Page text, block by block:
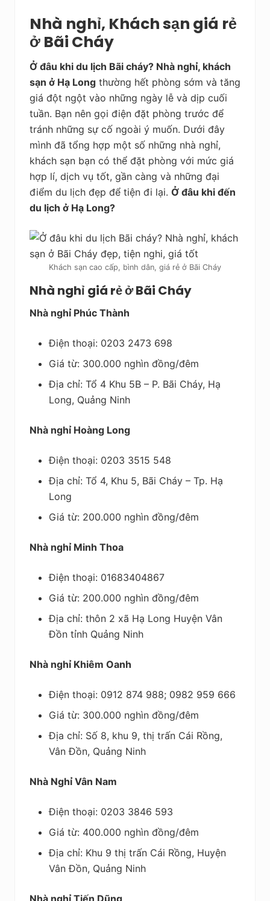
Nhà nghỉ, Khách sạn giá rẻ
ở Bãi Cháy
Ở đâu khi du lịch Bãi cháy? Nhà nghỉ, khách
sạn ở Hạ Long thường hết phòng sớm và tăng
giá đột ngột vào những ngày lễ và dịp cuối
tuần. Bạn nên gọi điện đặt phòng trước để
tránh những sự cố ngoài ý muốn. Dưới đây
mình đã tổng hợp một số những nhà nghỉ,
khách sạn bạn có thể đặt phòng với mức giá
hợp lí, dịch vụ tốt, gần càng và những đại
điểm du lịch đẹp để tiện đi lại. Ở đâu khi đến
du lịch ở Hạ Long?
Khách sạn cao cấp, bình dân, giá rẻ ở Bãi Cháy
Nhà nghỉ giá rẻ ở Bãi Cháy
Nhà nghỉ Phúc Thành
Điện thoại: 0203 2473 698
Giá từ: 300.000 nghìn đồng/đêm
Địa chỉ: Tổ 4 Khu 5B – P. Bãi Cháy, Hạ
Long, Quảng Ninh
Nhà nghỉ Hoàng Long
Điện thoại: 0203 3515 548
Địa chỉ: Tổ 4, Khu 5, Bãi Cháy – Tp. Hạ
Long
Giá từ: 200.000 nghìn đồng/đêm
Nhà nghỉ Minh Thoa
Điện thoại: 01683404867
Giá từ: 200.000 nghìn đồng/đêm
Địa chỉ: thôn 2 xã Hạ Long Huyện Vân
Đồn tỉnh Quảng Ninh
Nhà nghỉ Khiêm Oanh
Điện thoại: 0912 874 988; 0982 959 666
Giá từ: 300.000 nghìn đồng/đêm
Địa chỉ: Số 8, khu 9, thị trấn Cái Rồng,
Vân Đồn, Quảng Ninh
Nhà Nghỉ Vân Nam
Điện thoại: 0203 3846 593
Giá từ: 400.000 nghìn đồng/đêm
Địa chỉ: Khu 9 thị trấn Cái Rồng, Huyện
Vân Đồn, Quảng Ninh
Nhà nghỉ Tiến Dũng